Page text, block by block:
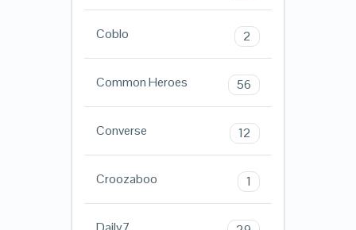
Coblo 2
Common Heroes 56
Converse 12
Croozaboo 1